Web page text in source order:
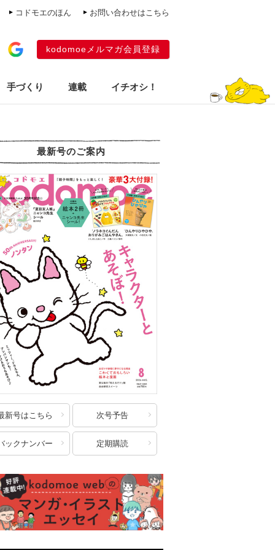
コドモエのほん お問い合わせはこちら
kodomoeメルマガ会員登録
手づくり 連載 イチオシ！
最新号のご案内
新号はこちら 次号予告
ックナンバー 定期購読